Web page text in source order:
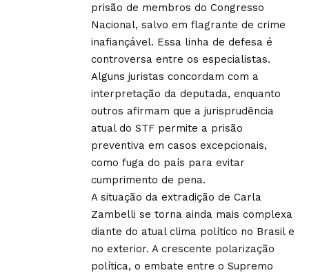
prisão de membros do Congresso
Nacional, salvo em flagrante de crime
inafiançável. Essa linha de defesa é
controversa entre os especialistas.
Alguns juristas concordam com a
interpretação da deputada, enquanto
outros afirmam que a jurisprudência
atual do STF permite a prisão
preventiva em casos excepcionais,
como fuga do país para evitar
cumprimento de pena.
A situação da extradição de Carla
Zambelli se torna ainda mais complexa
diante do atual clima político no Brasil e
no exterior. A crescente polarização
política, o embate entre o Supremo